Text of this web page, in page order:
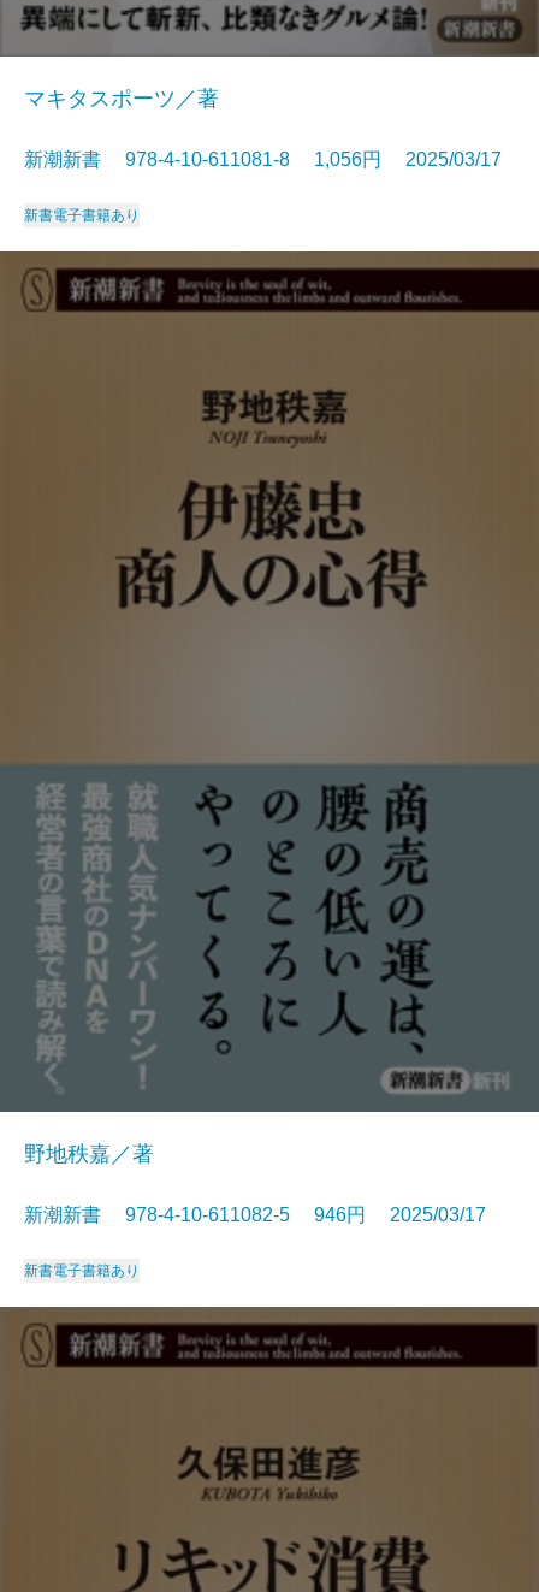
マキタスポーツ／著
新潮新書 978-4-10-611081-8 1,056円 2025/03/17
新書電子書籍あり
野地秩嘉／著
新潮新書 978-4-10-611082-5 946円 2025/03/17
新書電子書籍あり